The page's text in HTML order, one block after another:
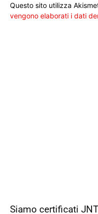
Questo sito utilizza
vengono elaborati i dati
Siamo certificati